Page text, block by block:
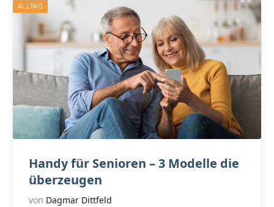
ALLTAG
Handy für Senioren – 3 Modelle die
überzeugen
von Dagmar Dittfeld